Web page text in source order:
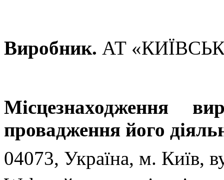
Виробник. АТ
Місцезнаходження
провадження його
04073, Україна, м. Київ,